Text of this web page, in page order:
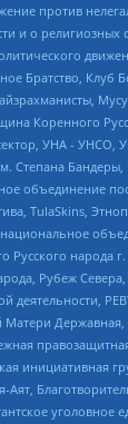
против
и о
Братство, Клуб
Коренного
УНА - УНСО,
Степана Бандеры,
объединение
TulaSkins,
народа
Рубеж
деятельности,
Державная,
инициативная
Аят,
уголовное